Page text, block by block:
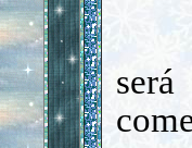
será